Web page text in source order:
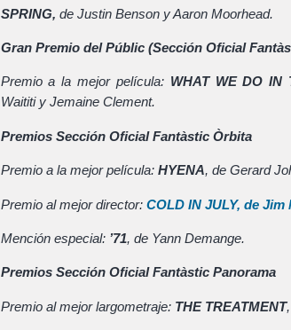
SPRING, de Justin Benson y Aaron Moorhead.
Gran Premio del Públic (Sección Oficial
Premio a la mejor película: WHAT WE DO IN
Waititi y Jemaine Clement.
Premios Sección Oficial Fantàstic Òrbita
Premio a la mejor película: HYENA, de Gerard
Premio al mejor director: COLD IN JULY, de Jim
Mención especial: ’71, de Yann Demange.
Premios Sección Oficial Fantàstic Panorama
Premio al mejor largometraje: THE TREATMENT